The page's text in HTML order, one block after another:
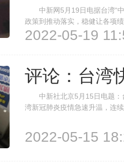
中新网5月19日电据台湾“中
政策到推动落实，稳健让各项
局不只在经济表现上输马英九
2022-05-19
评论：台湾
中新社北京5月15日电题
湾新冠肺炎疫情急速升温，连
2022-05-15